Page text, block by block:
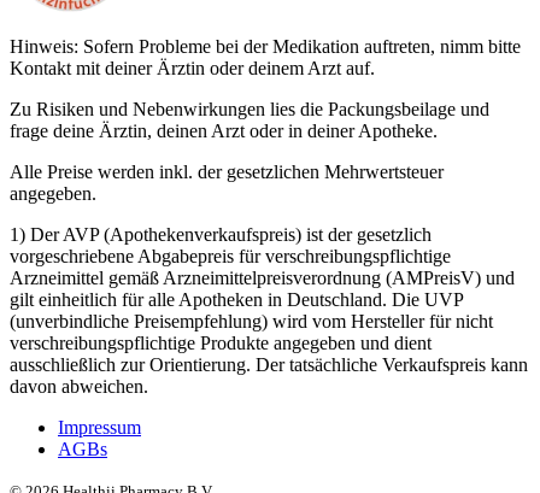
Hinweis: Sofern Probleme bei der Medikation auftreten, nimm bitte
Kontakt mit deiner Ärztin oder deinem Arzt auf.
Zu Risiken und Nebenwirkungen lies die Packungsbeilage und
frage deine Ärztin, deinen Arzt oder in deiner Apotheke.
Alle Preise werden inkl. der gesetzlichen Mehrwertsteuer
angegeben.
1) Der AVP (Apothekenverkaufspreis) ist der gesetzlich
vorgeschriebene Abgabepreis für verschreibungspflichtige
Arzneimittel gemäß Arzneimittelpreisverordnung (AMPreisV) und
gilt einheitlich für alle Apotheken in Deutschland. Die UVP
(unverbindliche Preisempfehlung) wird vom Hersteller für nicht
verschreibungspflichtige Produkte angegeben und dient
ausschließlich zur Orientierung. Der tatsächliche Verkaufspreis kann
davon abweichen.
Impressum
AGBs